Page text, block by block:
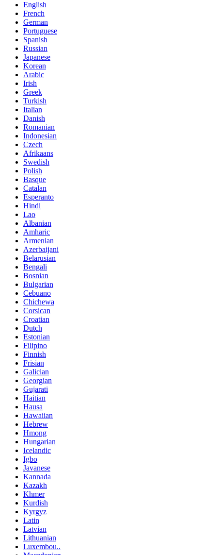
English
French
German
Portuguese
Spanish
Russian
Japanese
Korean
Arabic
Irish
Greek
Turkish
Italian
Danish
Romanian
Indonesian
Czech
Afrikaans
Swedish
Polish
Basque
Catalan
Esperanto
Hindi
Lao
Albanian
Amharic
Armenian
Azerbaijani
Belarusian
Bengali
Bosnian
Bulgarian
Cebuano
Chichewa
Corsican
Croatian
Dutch
Estonian
Filipino
Finnish
Frisian
Galician
Georgian
Gujarati
Haitian
Hausa
Hawaiian
Hebrew
Hmong
Hungarian
Icelandic
Igbo
Javanese
Kannada
Kazakh
Khmer
Kurdish
Kyrgyz
Latin
Latvian
Lithuanian
Luxembou..